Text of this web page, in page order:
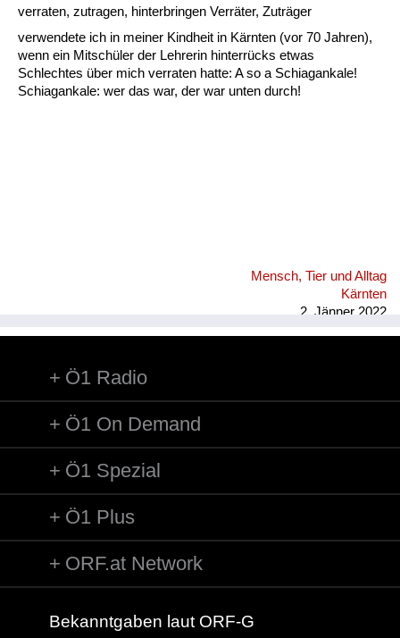
verraten, zutragen, hinterbringen Verräter, Zuträger
verwendete ich in meiner Kindheit in Kärnten (vor 70 Jahren),
wenn ein Mitschüler der Lehrerin hinterrücks etwas
Schlechtes über mich verraten hatte: A so a Schiagankale!
Schiagankale: wer das war, der war unten durch!
Mensch, Tier und Alltag
Kärnten
2. Jänner 2022
Ö1 Radio
Ö1 On Demand
Ö1 Spezial
Ö1 Plus
ORF.at Network
Bekanntgaben laut ORF-G